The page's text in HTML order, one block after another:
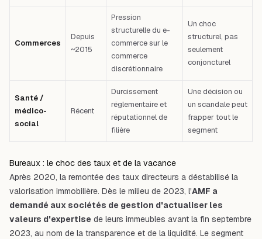
Commerces
Depuis
~2015
Pression
structurelle du e-
commerce sur le
commerce
discrétionnaire
Un choc
structurel, pas
seulement
conjoncturel
Santé /
médico-
social
Récent
Durcissement
réglementaire et
réputationnel de
filière
Une décision ou
un scandale peut
frapper tout le
segment
Bureaux : le choc des taux et de la vacance
Après 2020, la remontée des taux directeurs a déstabilisé la
valorisation immobilière. Dès le milieu de 2023, l'AMF a
demandé aux sociétés de gestion d'actualiser les
valeurs d'expertise de leurs immeubles avant la fin septembre
2023, au nom de la transparence et de la liquidité. Le segment